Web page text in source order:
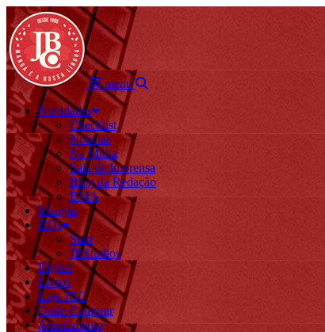
menu
Novidades
Checklist
Notícias
Na Mídia
Sala de Imprensa
Blog da Redação
BMA
Mangás
HQs
Start
JBStudios
Digital
Livros
Loja JBC
Onde Comprar
Atendimento